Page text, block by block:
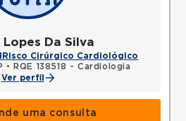
Da Silva
Risco Cirúrgico Cardiológico
•
RQE 138518 - Cardiologia
Ver perfil
uma consulta